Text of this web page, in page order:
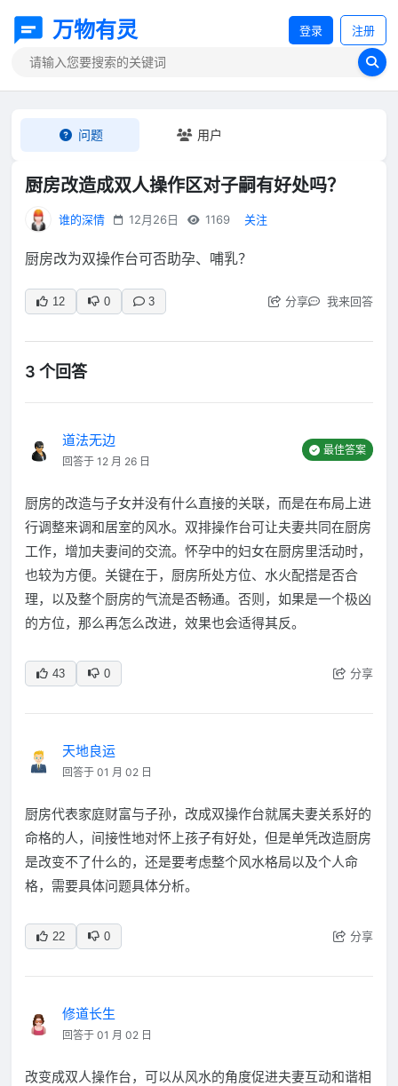
万物有灵 登录 注册
问题 用户
厨房改造成双人操作区对子嗣有好处吗？
谁的深情 12月26日 1169 关注
厨房改为双操作台可否助孕、哺乳？
12 0 3 分享 我来回答
3 个回答
道法无边
回答于 12 月 26 日
最佳答案
厨房的改造与子女并没有什么直接的关联，而是在布局上进
行调整来调和居室的风水。双排操作台可让夫妻共同在厨房
工作，增加夫妻间的交流。怀孕中的妇女在厨房里活动时，
也较为方便。关键在于，厨房所处方位、水火配搭是否合
理，以及整个厨房的气流是否畅通。否则，如果是一个极凶
的方位，那么再怎么改进，效果也会适得其反。
43 0 分享
天地良运
回答于 01 月 02 日
厨房代表家庭财富与子孙，改成双操作台就属夫妻关系好的
命格的人，间接性地对怀上孩子有好处，但是单凭改造厨房
是改变不了什么的，还是要考虑整个风水格局以及个人命
格，需要具体问题具体分析。
22 0 分享
修道长生
回答于 01 月 02 日
改变成双人操作台，可以从风水的角度促进夫妻互动和谐相